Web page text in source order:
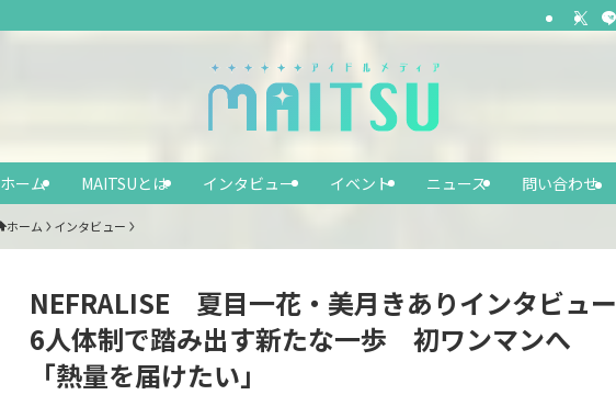
ホーム MAITSUとは インタビュー イベント ニュース 問い合わせ
ホーム インタビュー
NEFRALISE 夏目一花・美月きありインタビュー
6人体制で踏み出す新たな一歩 初ワンマンへ
「熱量を届けたい」